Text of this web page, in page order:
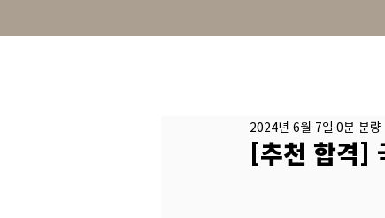
[추천 합격]
2024년 6월 7일 0분 분량